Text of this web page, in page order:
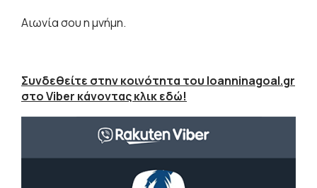
Αιωνία σου η μνήμη.
Συνδεθείτε στην κοινότητα του Ioanninagoal.gr
στο Viber κάνοντας κλικ εδώ!